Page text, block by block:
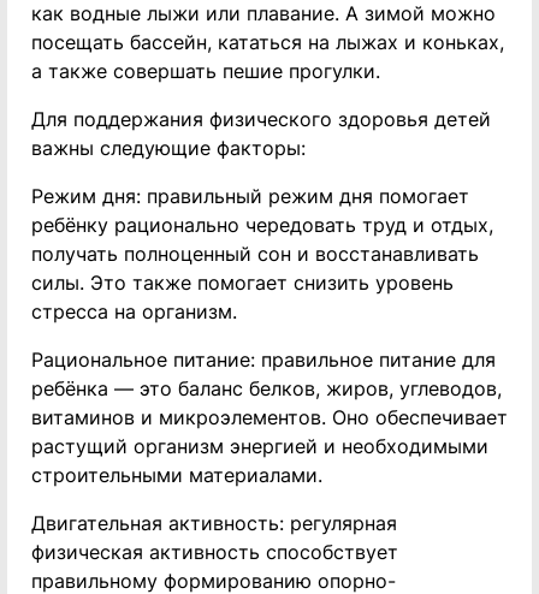
как водные лыжи или плавание. А зимой можно
посещать бассейн, кататься на лыжах и коньках,
а также совершать пешие прогулки.
Для поддержания физического здоровья детей
важны следующие факторы:
Режим дня: правильный режим дня помогает
ребёнку рационально чередовать труд и отдых,
получать полноценный сон и восстанавливать
силы. Это также помогает снизить уровень
стресса на организм.
Рациональное питание: правильное питание для
ребёнка — это баланс белков, жиров, углеводов,
витаминов и микроэлементов. Оно обеспечивает
растущий организм энергией и необходимыми
строительными материалами.
Двигательная активность: регулярная
физическая активность способствует
правильному формированию опорно-